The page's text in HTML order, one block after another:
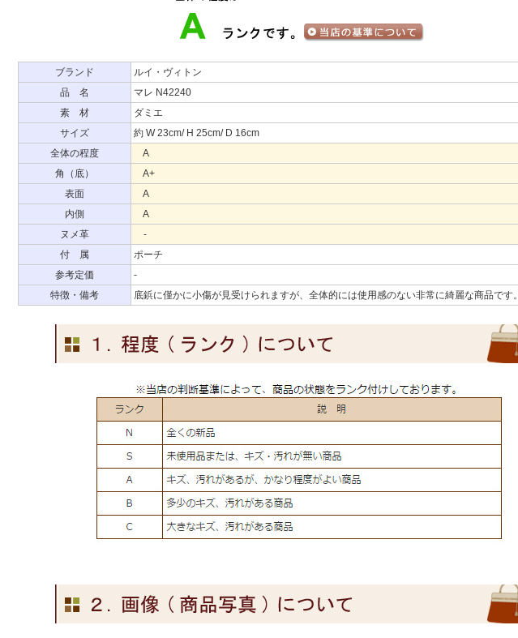
ブランド
ルイ・ヴィトン
品 名
マレ N42240
素 材
ダミエ
サイズ
約 W 23cm/ H 25cm/ D 16cm
全体の程度
A
角（底）
A+
表面
A
内側
A
ヌメ革
-
付 属
ポーチ
参考定価
-
特徴・備考
底鋲に僅かに小傷が見受けられますが、全体的には使用感のない非常に綺麗な商品です。